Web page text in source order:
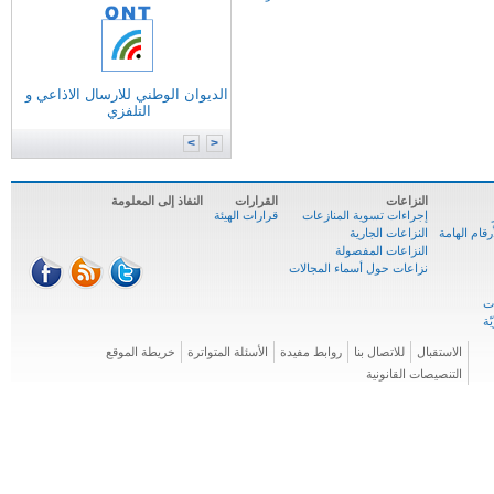
تكنولوجيات الاتصال
الديوان الوطني للارسال الاذاعي و
التلفزي
الهامة
النزاعات
إجراءات تسوية المنازعات
النزاعات الجارية
النزاعات المفصولة
نزاعات حول أسماء المجالات
القرارات
قرارات الهيئة
النفاذ إلى المعلومة
الاستقبال للاتصال بنا روابط مفيدة الأسئلة المتواترة
خريطة الموقع
التنصيصات القانونية